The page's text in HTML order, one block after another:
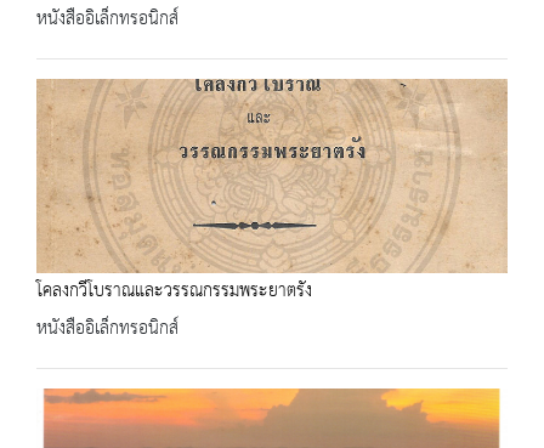
หนังสืออิเล็กทรอนิกส์
โคลงกวีโบราณและวรรณกรรมพระยาตรัง
หนังสืออิเล็กทรอนิกส์